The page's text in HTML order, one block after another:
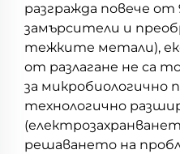
разгражда повече
замърсители и
тежките метали),
от разлагане не са
за микробиологично
технологично
решаването на